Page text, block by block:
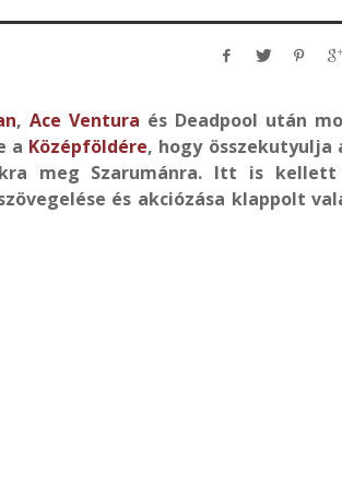
, Ace Ventura és Deadpool után
a Középföldére, hogy összekutyulja
meg Szarumánra. Itt is
és akciózása klappolt